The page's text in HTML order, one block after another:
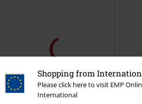
Shopping from
Please click here to visit EMP
International